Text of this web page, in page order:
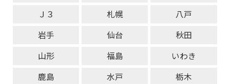
Ｊ３
札幌
八戸
岩手
仙台
秋田
山形
福島
いわき
鹿島
水戸
栃木